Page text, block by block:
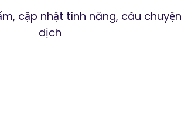
Hội thảo
cập nhật tính năng, câu
dịch